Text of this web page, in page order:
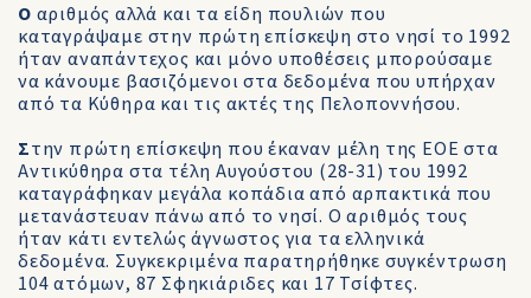
Ο αριθμός αλλά και τα είδη πουλιών που
καταγράψαμε στην πρώτη επίσκεψη στο νησί το 1992
ήταν αναπάντεχος και μόνο υποθέσεις μπορούσαμε
να κάνουμε βασιζόμενοι στα δεδομένα που υπήρχαν
από τα Κύθηρα και τις ακτές της Πελοποννήσου.
Στην πρώτη επίσκεψη που έκαναν μέλη της ΕΟΕ στα
Αντικύθηρα στα τέλη Αυγούστου (28-31) του 1992
καταγράφηκαν μεγάλα κοπάδια από αρπακτικά που
μετανάστευαν πάνω από το νησί. Ο αριθμός τους
ήταν κάτι εντελώς άγνωστος για τα ελληνικά
δεδομένα. Συγκεκριμένα παρατηρήθηκε συγκέντρωση
104 ατόμων, 87 Σφηκιάριδες και 17 Τσίφτες.